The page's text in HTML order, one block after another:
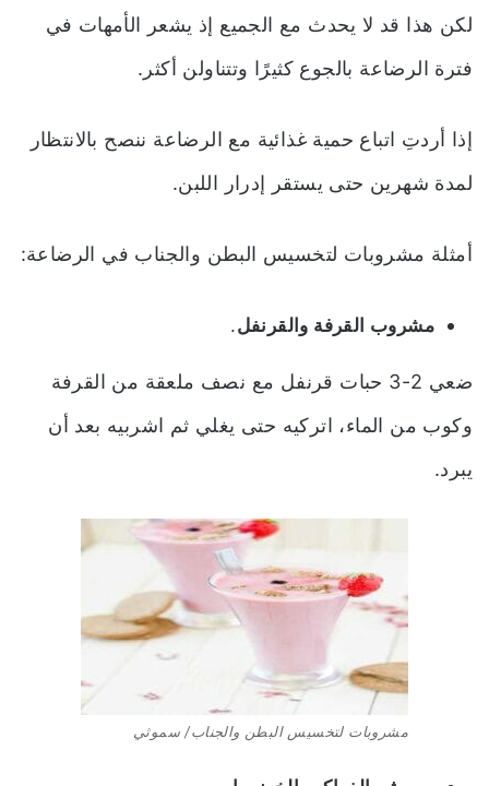
لكن هذا قد لا يحدث مع الجميع إذ يشعر الأمهات في
فترة الرضاعة بالجوع كثيرًا وتتناولن أكثر.
إذا أردتِ اتباع حمية غذائية مع الرضاعة ننصح بالانتظار
لمدة شهرين حتى يستقر إدرار اللبن.
أمثلة مشروبات لتخسيس البطن والجناب في الرضاعة:
مشروب القرفة والقرنفل.
ضعي 2-3 حبات قرنفل مع نصف ملعقة من القرفة
وكوب من الماء، اتركيه حتى يغلي ثم اشربيه بعد أن
يبرد.
مشروبات لتخسيس البطن والجناب/ سموثي